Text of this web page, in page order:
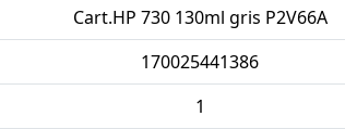
Cart.HP 730 130ml gris P2V66A
170025441386
1